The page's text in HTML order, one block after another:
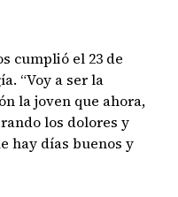
cumplió el 23 de
“Voy a ser la
la joven que ahora,
los dolores y
hay días buenos y